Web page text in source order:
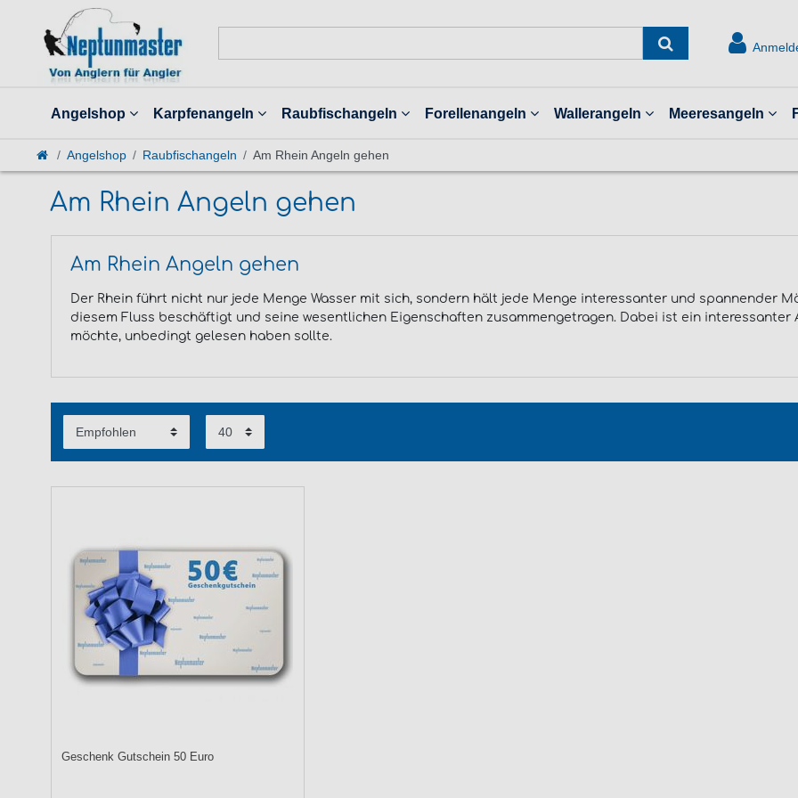
Angelshop Karpfenangeln Raubfischangeln Forellenangeln Wallerangeln Meeresangeln
Angelshop Raubfischangeln Am Rhein Angeln gehen
Am Rhein Angeln gehen
Am Rhein Angeln gehen
Der Rhein führt nicht nur jede Menge Wasser mit sich, sondern hält jede Menge interessanter und spannender
diesem Fluss beschäftigt und seine wesentlichen Eigenschaften zusammengetragen. Dabei ist ein interessanter
möchte, unbedingt gelesen haben sollte.
Geschenk Gutschein 50 Euro